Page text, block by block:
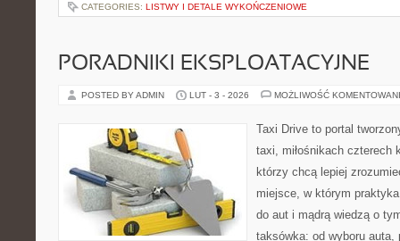
CATEGORIES: LISTWY I DETALE WYKOŃCZENIOWE
PORADNIKI EKSPLOATACYJNE
POSTED BY ADMIN LUT - 3 - 2026 MOŻLIWOŚĆ
Taxi Drive to portal
taxi, miłośnikach czterech
którzy chcą lepiej
miejsce, w którym
do aut i mądrą wiedzą o
taksówka: od wyboru